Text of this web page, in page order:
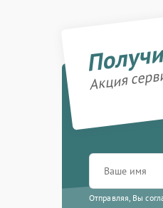
Акция
Отправляя, Вы